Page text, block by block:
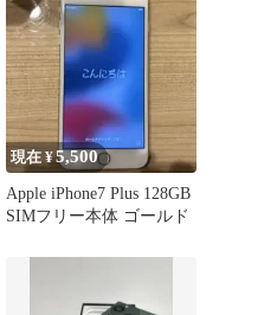
現在 ¥5,500
Apple iPhone7 Plus 128GB
SIMフリー本体 ゴールド